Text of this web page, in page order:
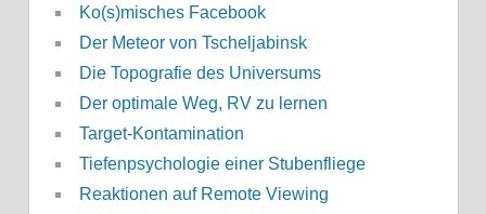
Ko(s)misches Facebook
Der Meteor von Tscheljabinsk
Die Topografie des Universums
Der optimale Weg, RV zu lernen
Target-Kontamination
Tiefenpsychologie einer Stubenfliege
Reaktionen auf Remote Viewing